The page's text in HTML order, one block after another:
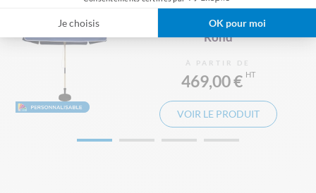
Je choisis OK pour moi
Parasol Personnalisé Natura
Rond
À PARTIR DE
469,00 €
VOIR LE PRODUIT